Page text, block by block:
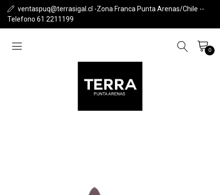
ventaspuq@terrasigal.cl -Zona Franca Punta Arenas/Chile --
Telefono 61 2211199
0